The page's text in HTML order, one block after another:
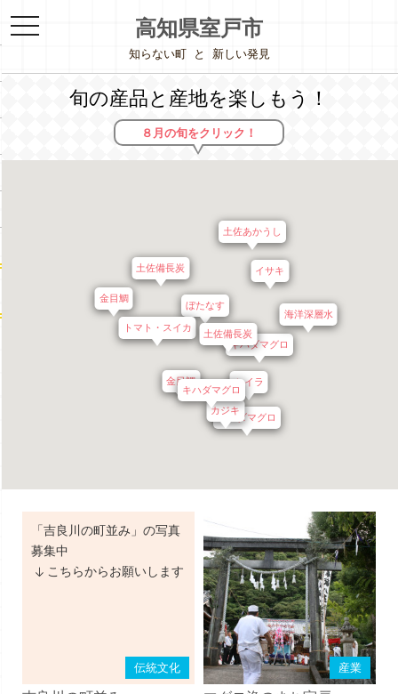
高知県室戸市
知らない町 と 新しい発見
toggle
navigation
８月の旬をクリック！
旬の産品と産地を楽しもう！
金目鯛
キハダマグロ
イサキ
シイラ
カジキ
キハダマグロ
キハダマグロ
金目鯛
土佐あかうし
ぼたなす
トマト・スイカ
土佐備長炭
土佐備長炭
海洋深層水
「吉良川の町並み」の写真
募集中
こちらからお願いします
伝統文化 産業